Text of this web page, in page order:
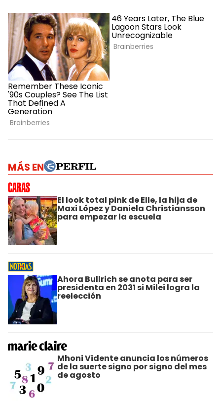
MÁS EN
El look total pink de Elle, la hija de
Maxi López y Daniela Christiansson
para empezar la escuela
Ahora Bullrich se anota para ser
presidenta en 2031 si Milei logra la
reelección
Mhoni Vidente anuncia los números
de la suerte signo por signo del mes
de agosto